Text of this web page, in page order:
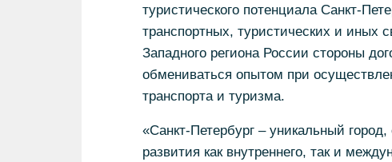
туристического потенциала Санкт-
транспортных, туристических и иных
Западного региона России стороны
обмениваться опытом при
транспорта и туризма.
«Санкт-Петербург – уникальный
развития как внутреннего, так и